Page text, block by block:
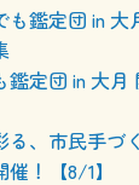
鑑定団 in 大